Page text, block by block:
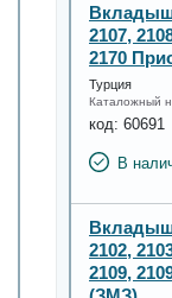
2107,
2170
Турция
Каталожный
код: 60691
В
2102,
2109,